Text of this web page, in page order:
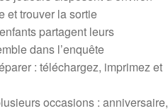
et trouver la sortie
partagent leurs
dans l’enquête
: téléchargez, imprimez et
occasions : anniversaire,